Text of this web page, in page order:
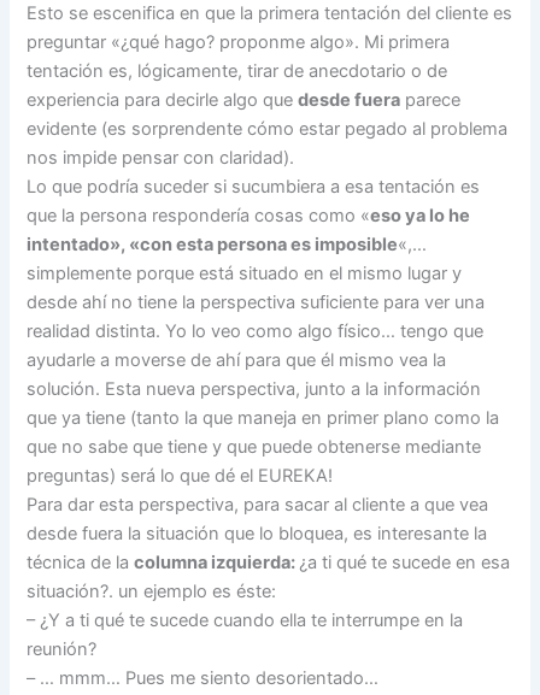
Esto se escenifica en que la primera tentación del cliente es
preguntar «¿qué hago? proponme algo». Mi primera
tentación es, lógicamente, tirar de anecdotario o de
experiencia para decirle algo quedesde fuera parece
evidente (es sorprendente cómo estar pegado al problema
nos impide pensar con claridad).
Lo que podría suceder si sucumbiera a esa tentación es
que la persona respondería cosas como «eso ya lo he
intentado», «con esta persona es imposible«,…
simplemente porque está situado en el mismo lugar y
desde ahí no tiene la perspectiva suficiente para ver una
realidad distinta. Yo lo veo como algo físico… tengo que
ayudarle a moverse de ahí para que él mismo vea la
solución. Esta nueva perspectiva, junto a la información
que ya tiene (tanto la que maneja en primer plano como la
que no sabe que tiene y que puede obtenerse mediante
preguntas) será lo que dé el EUREKA!
Para dar esta perspectiva, para sacar al cliente a que vea
desde fuera la situación que lo bloquea, es interesante la
técnica de lacolumna izquierda: ¿a ti qué te sucede en esa
situación?. un ejemplo es éste:
– ¿Y a ti qué te sucede cuando ella te interrumpe en la
reunión?
– … mmm… Pues me siento desorientado…